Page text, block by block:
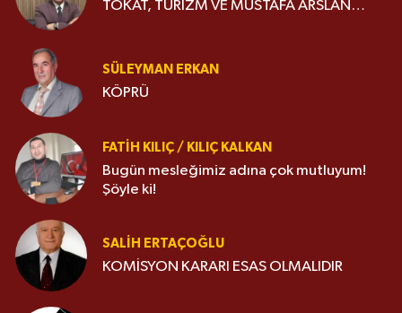
TOKAT, TURİZM VE MUSTAFA ARSLAN…
SÜLEYMAN ERKAN
KÖPRÜ
FATIH KILIÇ / KILIÇ KALKAN
Bugün mesleğimiz adına çok mutluyum!
Şöyle ki!
SALIH ERTAÇOĞLU
KOMİSYON KARARI ESAS OLMALIDIR